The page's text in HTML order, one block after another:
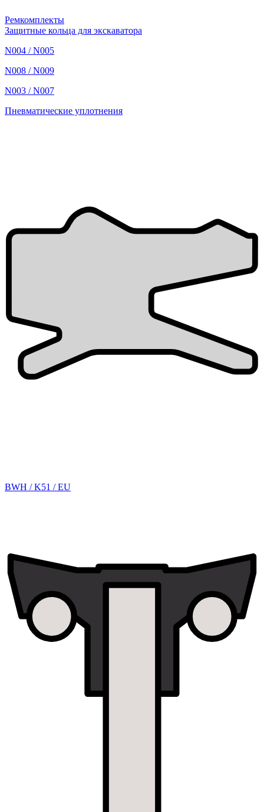
Ремкомплекты
Защитные кольца для экскаватора
N004 / N005
N008 / N009
N003 / N007
Пневматические уплотнения
BWH / K51 / EU